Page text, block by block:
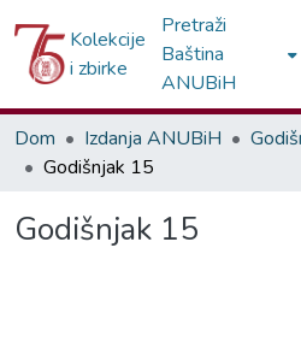
Kolekcije
i zbirke
Pretraži
Baština
ANUBiH
Dom Izdanja ANUBiH
Godišnjak 15
Godišnjak 15